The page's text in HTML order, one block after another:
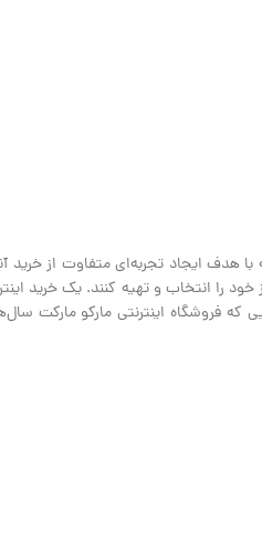
هدف ایجاد تجربه‌ای متفاوت از خرید
را انتخاب و تهیه کنند. یک خرید
اینترنتی مارکو مارکت